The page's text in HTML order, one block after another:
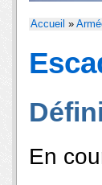
Accueil »
En